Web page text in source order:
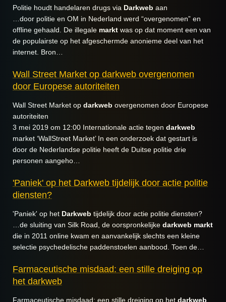
Politie houdt handelaren drugs via Darkweb aan
…door politie en OM in Nederland werd “overgenomen” en
offline gehaald. De illegale markt was op dat moment een van
de populairste op het afgeschermde anonieme deel van het
internet. Bron…
Wall Street Market op darkweb overgenomen
door Europese autoriteiten
Wall Street Market op darkweb overgenomen door Europese
autoriteiten
3 mei 2019 om 12:00 Internationale actie tegen darkweb
market ‘WallStreet Market’ In een onderzoek dat gestart is
door de Nederlandse politie heeft de Duitse politie drie
personen aangeho…
'Paniek' op het Darkweb tijdelijk door actie politie
diensten?
'Paniek' op het Darkweb tijdelijk door actie politie diensten?
…de sluiting van Silk Road, de oorspronkelijke darkweb markt
die in 2011 online kwam en aanvankelijk slechts een kleine
selectie psychedelische paddenstoelen aanbood. Toen de…
Farmaceutische misdaad: een stille dreiging op
het darkweb
Farmaceutische misdaad: een stille dreiging op het darkweb